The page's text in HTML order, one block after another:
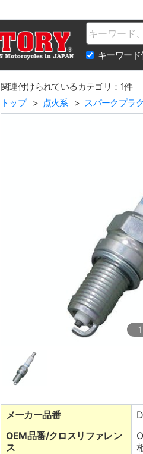
Name
キーワー
関連付けられているカテゴリ：1件
トップ
点火系 スパークプラ
1
メーカー品番
OEM品番/クロスリファレン
ス